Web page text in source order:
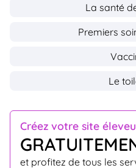
Créez votre site
et profitez de tous les
La santé
Premiers
Le